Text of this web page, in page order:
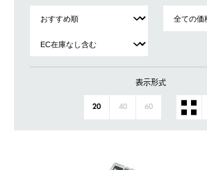
表示形式
20 40 60